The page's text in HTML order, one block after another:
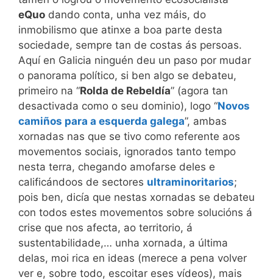
eQuo dando conta, unha vez máis, do
inmobilismo que atinxe a boa parte desta
sociedade, sempre tan de costas ás persoas.
Aquí en Galicia ninguén deu un paso por mudar
o panorama político, si ben algo se debateu,
primeiro na “Rolda de Rebeldía” (agora tan
desactivada como o seu dominio), logo “Novos
camiños para a esquerda galega”, ambas
xornadas nas que se tivo como referente aos
movementos sociais, ignorados tanto tempo
nesta terra, chegando amofarse deles e
calificándoos de sectores ultraminoritarios;
pois ben, dicía que nestas xornadas se debateu
con todos estes movementos sobre solucións á
crise que nos afecta, ao territorio, á
sustentabilidade,… unha xornada, a última
delas, moi rica en ideas (merece a pena volver
ver e, sobre todo, escoitar eses vídeos), mais